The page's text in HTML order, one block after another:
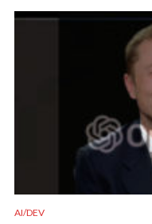
AI/DEV